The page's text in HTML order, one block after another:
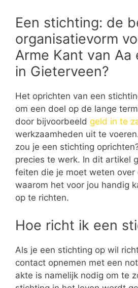
Een stichting: de
organisatievorm
Arme Kant van Aa
in Gieterveen?
Het oprichten van een
om een doel op de lange
door bijvoorbeeld geld in te
werkzaamheden uit te
zou je een stichting
precies te werk. In dit artikel
feiten die je moet weten over
waarom het voor jou handig
op te richten.
Hoe richt ik een
Als je een stichting op wil
contact opnemen met een
akte is namelijk nodig om te